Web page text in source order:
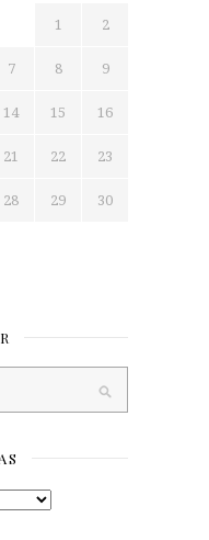
1 2
7 8 9
14 15 16
21 22 23
28 29 30